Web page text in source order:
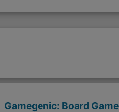
Gamegenic: Board Game